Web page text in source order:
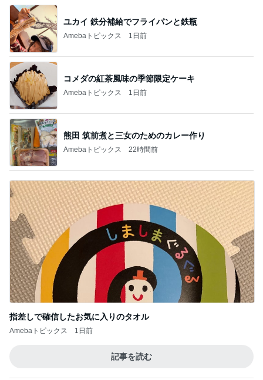
ユカイ 鉄分補給でフライパンと鉄瓶
Amebaトピックス 1日前
コメダの紅茶風味の季節限定ケーキ
Amebaトピックス 1日前
熊田 筑前煮と三女のためのカレー作り
Amebaトピックス 22時間前
指差しで確信したお気に入りのタオル
Amebaトピックス 1日前
記事を読む